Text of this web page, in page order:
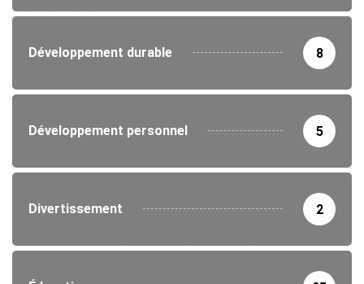
Développement durable 8
Développement personnel 5
Divertissement 2